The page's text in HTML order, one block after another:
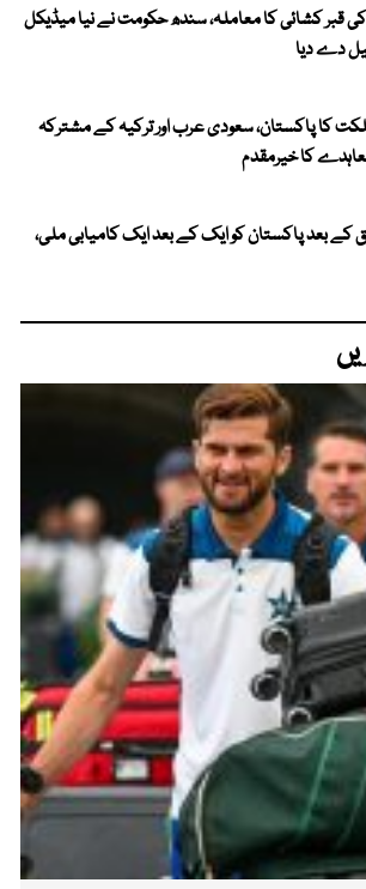
قبر کشائی کا معاملہ، سندھ حکومت نے نیا میڈیکل
دے دیا
کا پاکستان، سعودی عرب اور ترکیہ کے مشترکہ
کا خیرمقدم
کے بعد پاکستان کو ایک کے بعد ایک کامیابی ملی،